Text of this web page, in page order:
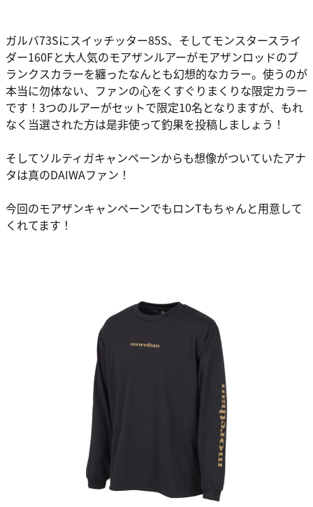
ガルバ73Sにスイッチッター85S、そしてモンスタースライ
ダー160Fと大人気のモアザンルアーがモアザンロッドのブ
ランクスカラーを纏ったなんとも幻想的なカラー。使うのが
本当に勿体ない、ファンの心をくすぐりまくりな限定カラー
です！3つのルアーがセットで限定10名となりますが、もれ
なく当選された方は是非使って釣果を投稿しましょう！
そしてソルティガキャンペーンからも想像がついていたアナ
タは真のDAIWAファン！
今回のモアザンキャンペーンでもロンTもちゃんと用意して
くれてます！